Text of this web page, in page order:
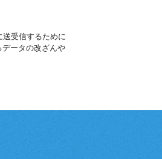
送受信するために
ータの改ざんや